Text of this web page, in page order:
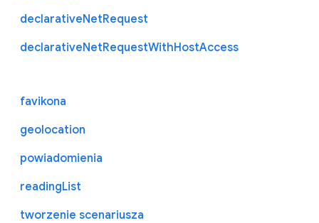
declarativeNetRequest
declarativeNetRequestWithHostAccess
favikona
geolocation
powiadomienia
readingList
tworzenie scenariusza